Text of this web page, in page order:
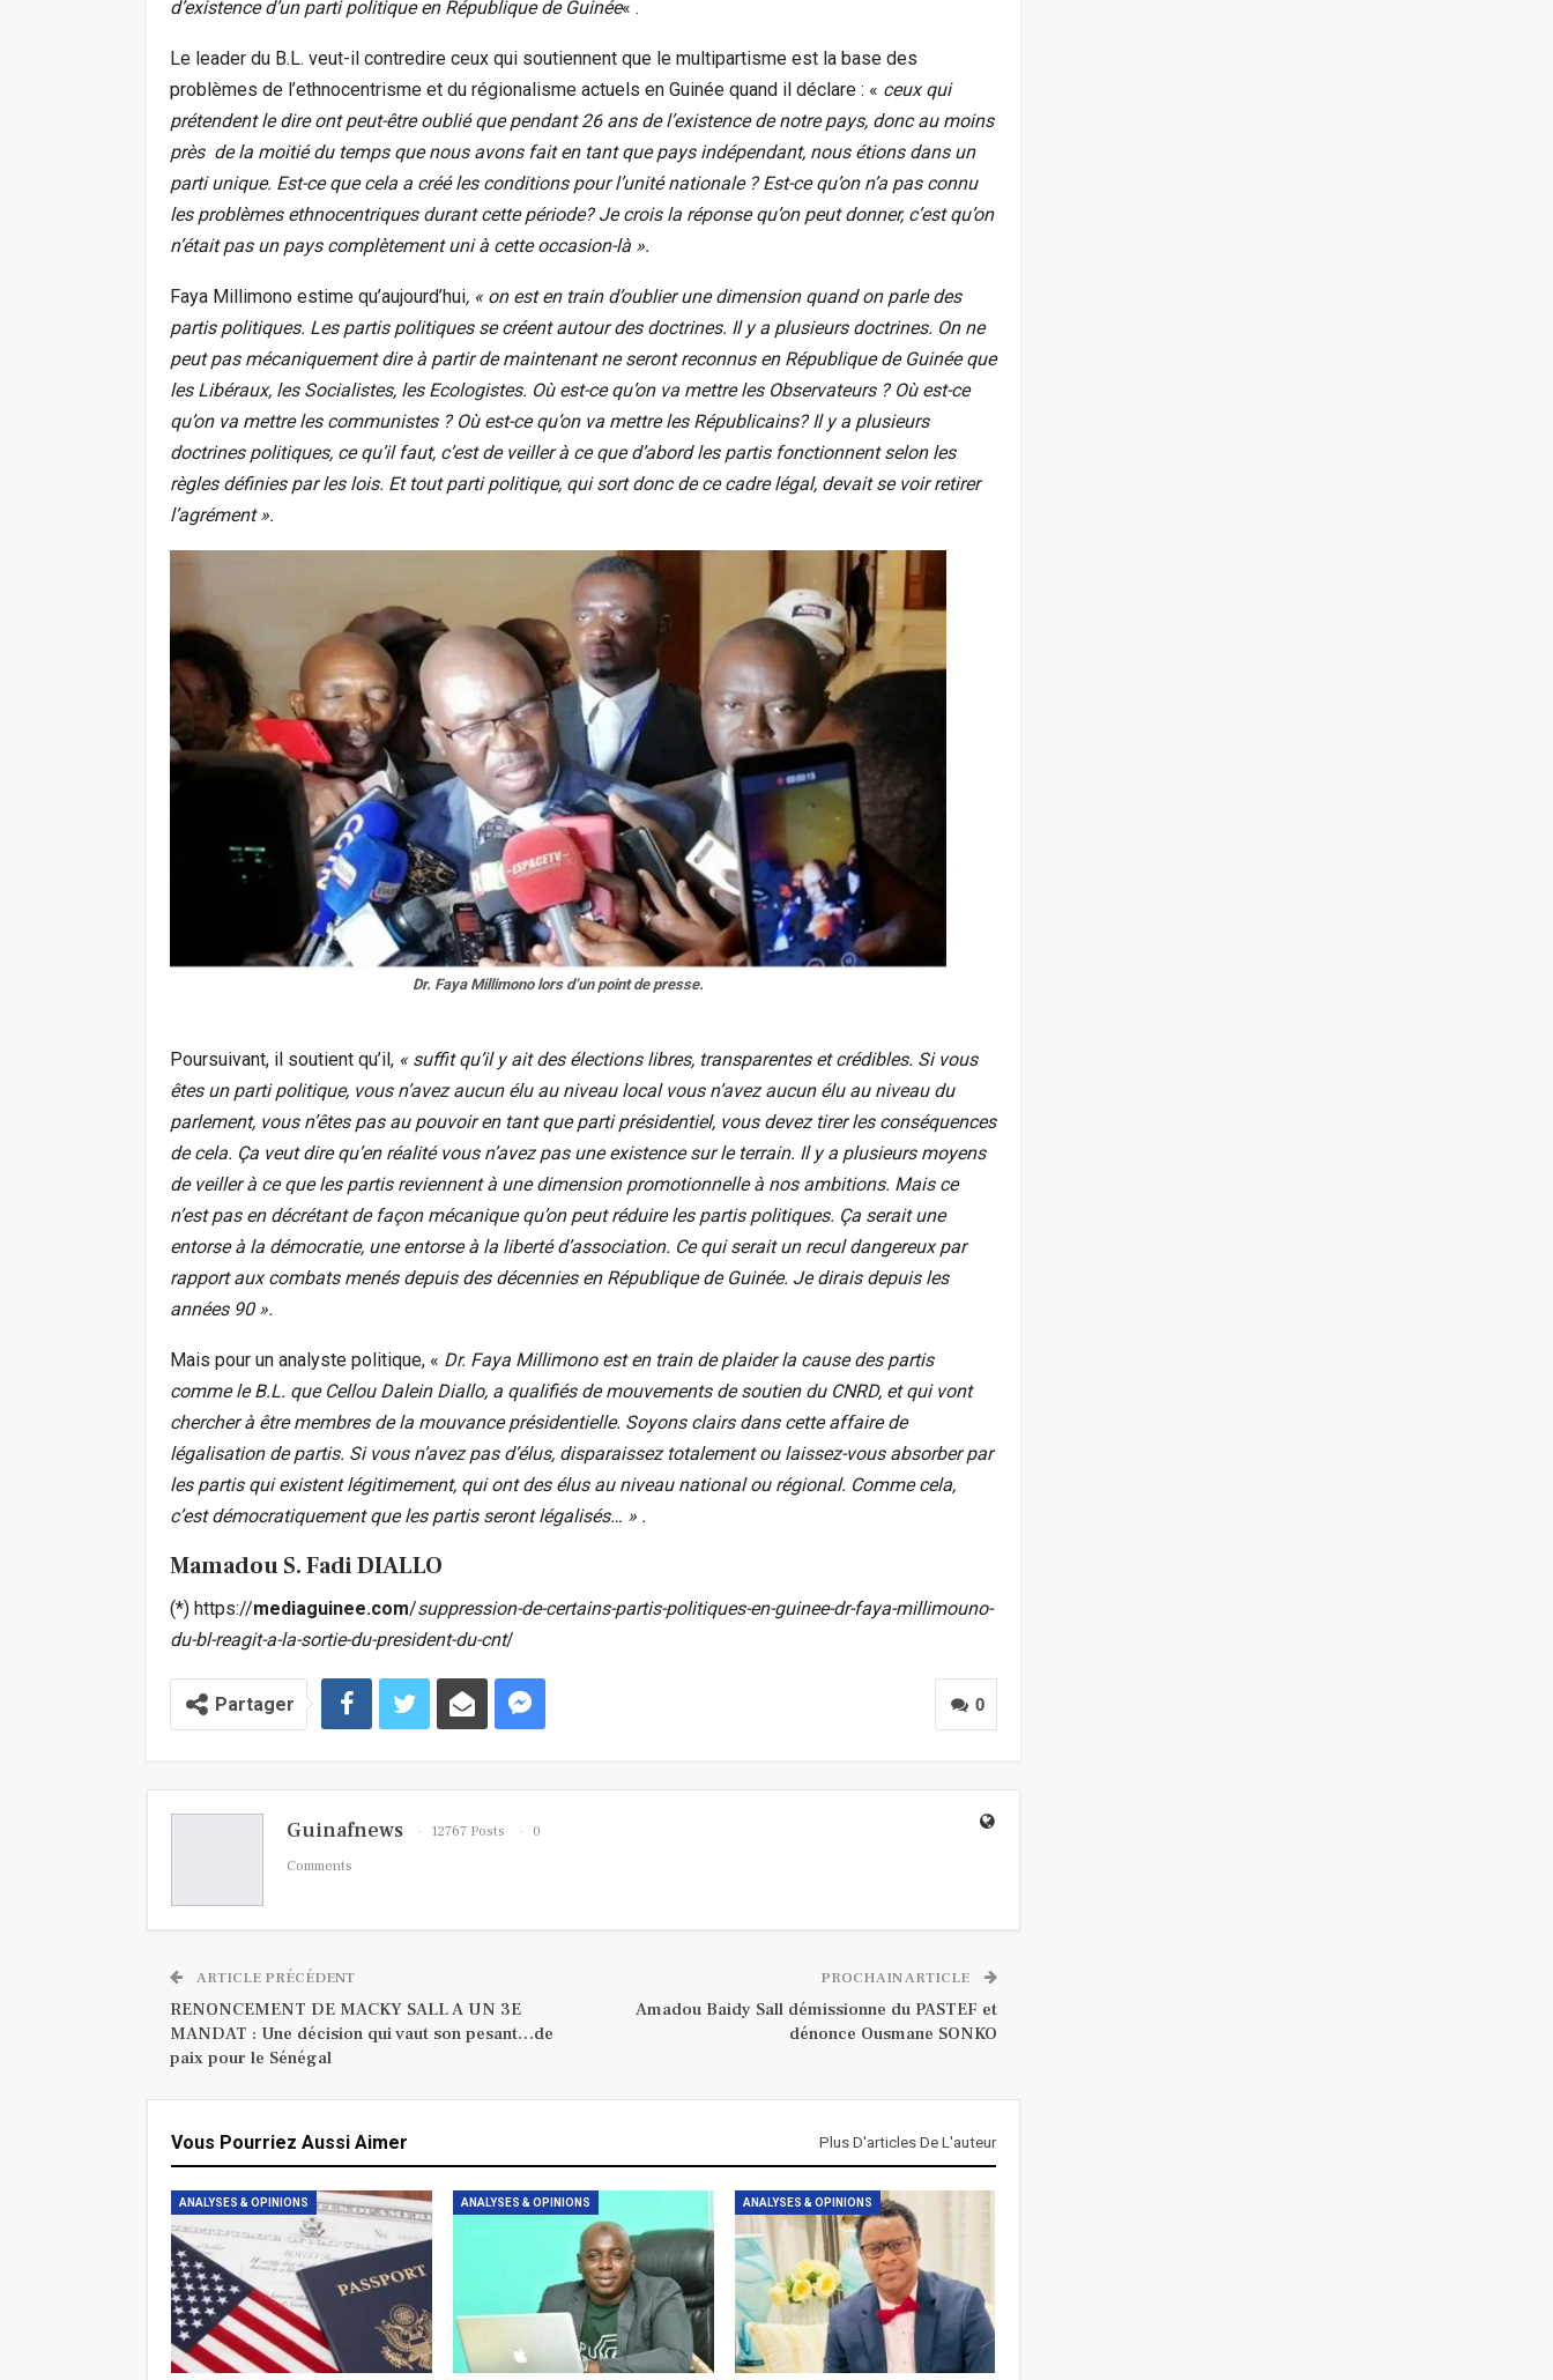
d’existence d’un parti politique en République de Guinée« .
Le leader du B.L. veut-il contredire ceux qui soutiennent que le multipartisme est la base des
problèmes de l’ethnocentrisme et du régionalisme actuels en Guinée quand il déclare : « ceux qui
prétendent le dire ont peut-être oublié que pendant 26 ans de l’existence de notre pays, donc au moins
près de la moitié du temps que nous avons fait en tant que pays indépendant, nous étions dans un
parti unique. Est-ce que cela a créé les conditions pour l’unité nationale ? Est-ce qu’on n’a pas connu
les problèmes ethnocentriques durant cette période? Je crois la réponse qu’on peut donner, c’est qu’on
n’était pas un pays complètement uni à cette occasion-là ».
Faya Millimono estime qu’aujourd’hui, « on est en train d’oublier une dimension quand on parle des
partis politiques. Les partis politiques se créent autour des doctrines. Il y a plusieurs doctrines. On ne
peut pas mécaniquement dire à partir de maintenant ne seront reconnus en République de Guinée que
les Libéraux, les Socialistes, les Ecologistes. Où est-ce qu’on va mettre les Observateurs ? Où est-ce
qu’on va mettre les communistes ? Où est-ce qu’on va mettre les Républicains? Il y a plusieurs
doctrines politiques, ce qu’il faut, c’est de veiller à ce que d’abord les partis fonctionnent selon les
règles définies par les lois. Et tout parti politique, qui sort donc de ce cadre légal, devait se voir retirer
l’agrément ».
Dr. Faya Millimono lors d’un point de presse.
Poursuivant, il soutient qu’il, « suffit qu’il y ait des élections libres, transparentes et crédibles. Si vous
êtes un parti politique, vous n’avez aucun élu au niveau local vous n’avez aucun élu au niveau du
parlement, vous n’êtes pas au pouvoir en tant que parti présidentiel, vous devez tirer les conséquences
de cela. Ça veut dire qu’en réalité vous n’avez pas une existence sur le terrain. Il y a plusieurs moyens
de veiller à ce que les partis reviennent à une dimension promotionnelle à nos ambitions. Mais ce
n’est pas en décrétant de façon mécanique qu’on peut réduire les partis politiques. Ça serait une
entorse à la démocratie, une entorse à la liberté d’association. Ce qui serait un recul dangereux par
rapport aux combats menés depuis des décennies en République de Guinée. Je dirais depuis les
années 90 ».
Mais pour un analyste politique, « Dr. Faya Millimono est en train de plaider la cause des partis
comme le B.L. que Cellou Dalein Diallo, a qualifiés de mouvements de soutien du CNRD, et qui vont
chercher à être membres de la mouvance présidentielle. Soyons clairs dans cette affaire de
légalisation de partis. Si vous n’avez pas d’élus, disparaissez totalement ou laissez-vous absorber par
les partis qui existent légitimement, qui ont des élus au niveau national ou régional. Comme cela,
c’est démocratiquement que les partis seront légalisés… » .
Mamadou S. Fadi DIALLO
(*) https://mediaguinee.com/suppression-de-certains-partis-politiques-en-guinee-dr-faya-millimouno-
du-bl-reagit-a-la-sortie-du-president-du-cnt/
0
Partager
Guinafnews 12767 Posts
0
Comments
ARTICLE PRÉCÉDENT
RENONCEMENT DE MACKY SALL A UN 3E
MANDAT : Une décision qui vaut son pesant…de
paix pour le Sénégal
PROCHAIN ARTICLE
Amadou Baidy Sall démissionne du PASTEF et
dénonce Ousmane SONKO
Vous Pourriez Aussi Aimer Plus D'articles De L'auteur
ANALYSES & OPINIONS ANALYSES & OPINIONS ANALYSES & OPINIONS